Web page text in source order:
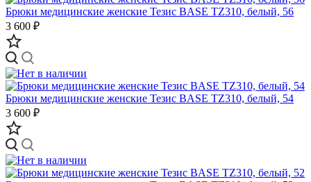
Брюки медицинские женские Тезис BASE TZ310, белый, 56
3 600 ₽
Брюки медицинские женские Тезис BASE TZ310, белый, 54
3 600 ₽